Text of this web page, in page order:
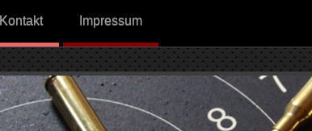
Kontakt Impressum